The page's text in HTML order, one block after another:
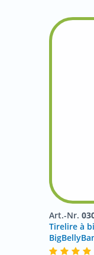
Art.-Nr.
Tirelire à